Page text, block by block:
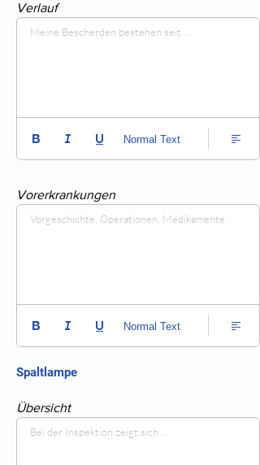
Verlauf
Meine Bescherden bestehen seit ...
Normal Text
Vorerkrankungen
Vorgeschichte, Operationen, Medikamente
Normal Text
Spaltlampe
Übersicht
Bei der Inspektion zeigt sich ...